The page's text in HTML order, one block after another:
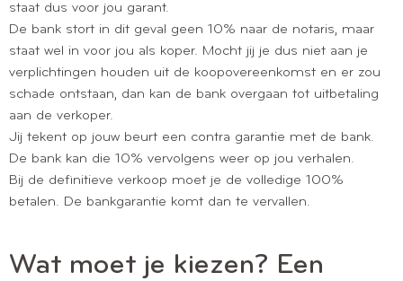
staat dus voor jou garant.
De bank stort in dit geval geen 10% naar de notaris, maar
staat wel in voor jou als koper. Mocht jij je dus niet aan je
verplichtingen houden uit de koopovereenkomst en er zou
schade ontstaan, dan kan de bank overgaan tot uitbetaling
aan de verkoper.
Jij tekent op jouw beurt een contra garantie met de bank.
De bank kan die 10% vervolgens weer op jou verhalen.
Bij de definitieve verkoop moet je de volledige 100%
betalen. De bankgarantie komt dan te vervallen.
Wat moet je kiezen? Een